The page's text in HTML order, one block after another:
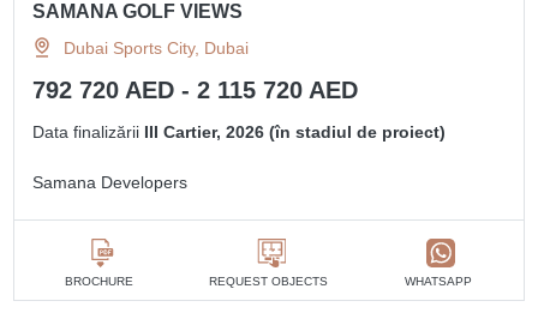
SAMANA GOLF VIEWS
Dubai Sports City, Dubai
792 720 AED - 2 115 720 AED
Data finalizării III Cartier, 2026 (în stadiul de proiect)
Samana Developers
BROCHURE REQUEST OBJECTS WHATSAPP